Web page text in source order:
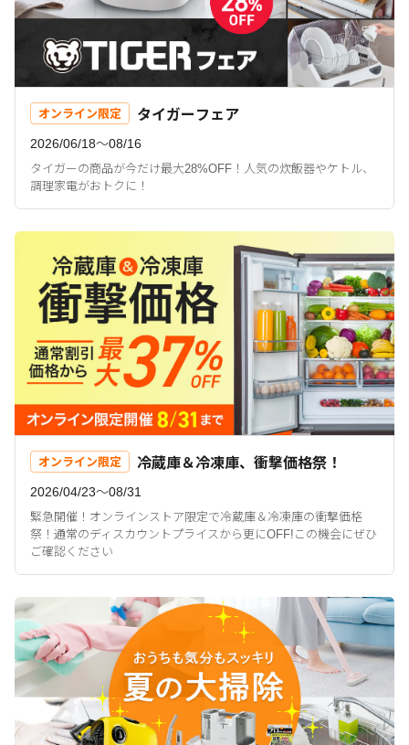
オンライン限定 タイガーフェア
2026/06/18〜08/16
タイガーの商品が今だけ最大28%OFF！人気の炊飯器やケトル、
調理家電がおトクに！
オンライン限定 冷蔵庫＆冷凍庫、衝撃価格祭！
2026/04/23〜08/31
緊急開催！オンラインストア限定で冷蔵庫＆冷凍庫の衝撃価格
祭！通常のディスカウントプライスから更にOFF!この機会にぜひ
ご確認ください